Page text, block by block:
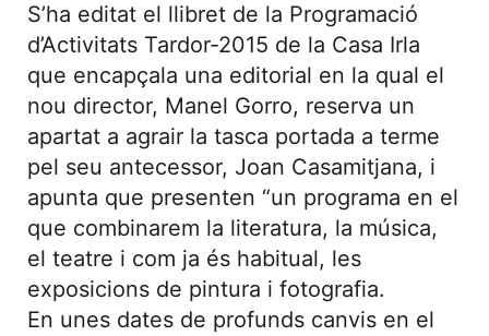
S’ha editat el llibret de la Programació
d’Activitats Tardor-2015 de la Casa Irla
que encapçala una editorial en la qual el
nou director, Manel Gorro, reserva un
apartat a agrair la tasca portada a terme
pel seu antecessor, Joan Casamitjana, i
apunta que presenten “un programa en el
que combinarem la literatura, la música,
el teatre i com ja és habitual, les
exposicions de pintura i fotografia.
En unes dates de profunds canvis en el